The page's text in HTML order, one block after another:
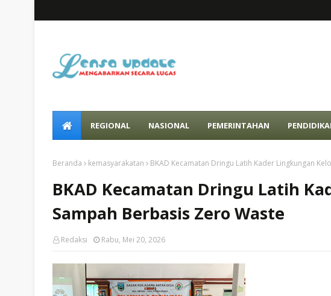
REGIONAL NASIONAL PEMERINTAHAN
Beranda kemasyarakatan BKAD Kecamatan Dringu Latih Kader Lingkungan
BKAD Kecamatan Dringu Latih
Sampah Berbasis Zero Waste
Redaksi Rabu, Mei 20, 2026